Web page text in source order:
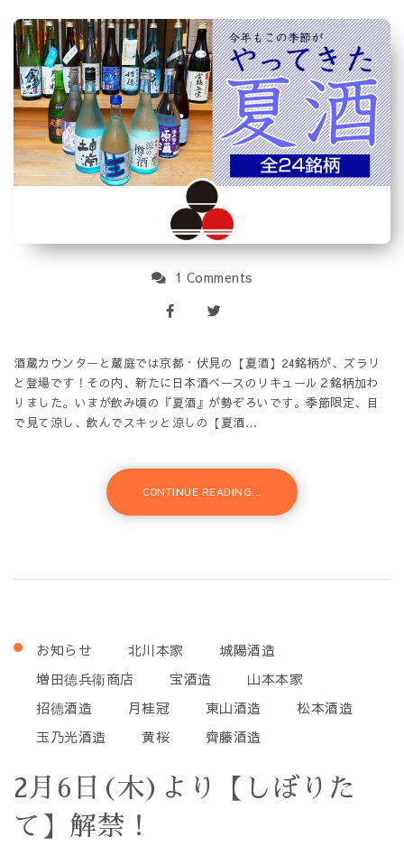
1 Comments
酒蔵カウンターと蔵庭では京都・伏見の【夏酒】24銘柄が、ズラリ
と登場です！その内、新たに日本酒ベースのリキュール２銘柄加わ
りました。いまが飲み頃の『夏酒』が勢ぞろいです。季節限定、目
で見て涼し、飲んでスキッと涼しの【夏酒…
CONTINUE READING...
お知らせ 北川本家
城陽酒造
増田德兵衞商店
宝酒造
山本本家
招德酒造
月桂冠 東山酒造
松本酒造
玉乃光酒造
黄桜 齊藤酒造
2月6日(木)より【しぼりた
て】解禁！